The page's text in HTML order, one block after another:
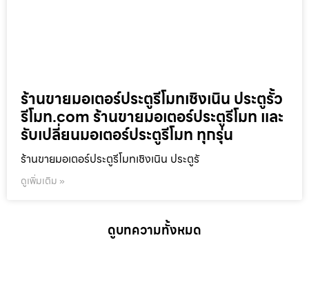
ร้านขายมอเตอร์ประตูรีโมทเชิงเนิน ประตูรั้ว
รีโมท.com ร้านขายมอเตอร์ประตูรีโมท และ
รับเปลี่ยนมอเตอร์ประตูรีโมท ทุกรุ่น
ร้านขายมอเตอร์ประตูรีโมทเชิงเนิน ประตูรั
ดูเพิ่มเติม »
ดูบทความทั้งหมด